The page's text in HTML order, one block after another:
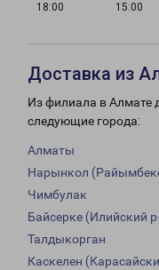
18:00
15:00
Доставка из
Из филиала в Алмате
следующие города:
Алматы
Нарынкол
Чимбулак
Байсерке (Илийский
Талдыкорган
Каскелен